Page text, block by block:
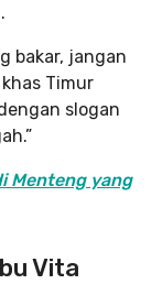
bakar, jangan
khas Timur
slogan
Menteng yang
Vita